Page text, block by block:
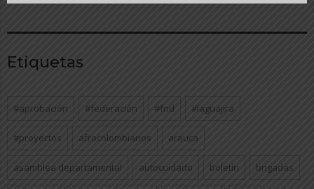
Etiquetas
#aprobación #federación #fnd #laguajira
#proyectos afrocolombianos arauca
asamblea departamental autocuidado boletín brigadas